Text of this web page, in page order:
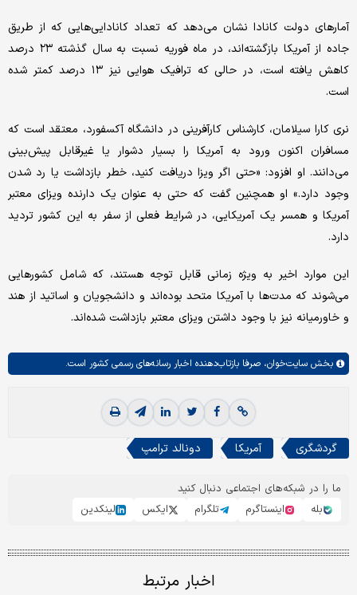
آمارهای دولت کانادا نشان می‌دهد که تعداد کانادایی‌هایی که از طریق
جاده از آمریکا بازگشته‌اند، در ماه فوریه نسبت به سال گذشته ۲۳ درصد
کاهش یافته است، در حالی که ترافیک هوایی نیز ۱۳ درصد کمتر شده
است.
نری کارا سیلامان، کارشناس کارآفرینی در دانشگاه آکسفورد، معتقد است که
مسافران اکنون ورود به آمریکا را بسیار دشوار یا غیرقابل پیش‌بینی
می‌دانند. او افزود: «حتی اگر ویزا دریافت کنید، خطر بازداشت یا رد شدن
وجود دارد.» او همچنین گفت که حتی به عنوان یک دارنده ویزای معتبر
آمریکا و همسر یک آمریکایی، در شرایط فعلی از سفر به این کشور تردید
دارد.
این موارد اخیر به ویژه زمانی قابل توجه هستند، که شامل کشورهایی
می‌شوند که مدت‌ها با آمریکا متحد بوده‌اند و دانشجویان و اساتید از هند
و خاورمیانه نیز با وجود داشتن ویزای معتبر بازداشت شده‌اند.
بخش سایت‌خوان، صرفا بازتاب‌دهنده اخبار رسانه‌های رسمی کشور است.
گردشگری آمریکا دونالد ترامپ
ما را در شبکه‌های اجتماعی دنبال کنید
بله
اینستاگرم تلگرام ایکس لینکدین
اخبار مرتبط